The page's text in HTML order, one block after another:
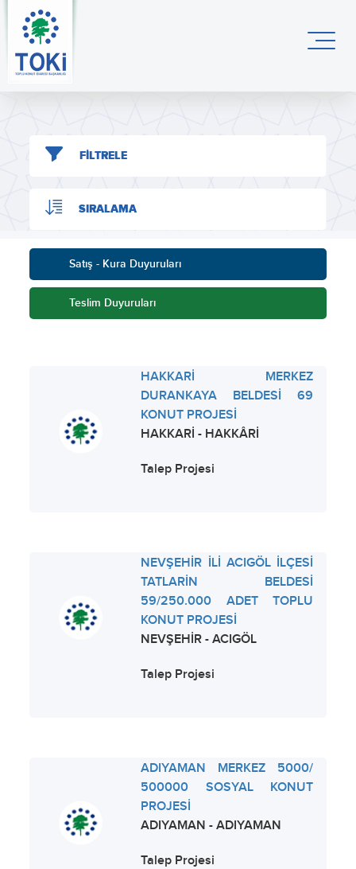
FİLTRELE
SIRALAMA
Satış - Kura Duyuruları
Teslim Duyuruları
HAKKARİ MERKEZ
DURANKAYA BELDESİ 69
KONUT PROJESİ
HAKKARİ - HAKKÂRİ
Talep Projesi
NEVŞEHİR İLİ ACIGÖL İLÇESİ
TATLARİN BELDESİ
59/250.000 ADET TOPLU
KONUT PROJESİ
NEVŞEHİR - ACIGÖL
Talep Projesi
ADIYAMAN MERKEZ 5000/
500000 SOSYAL KONUT
PROJESİ
ADIYAMAN - ADIYAMAN
Talep Projesi